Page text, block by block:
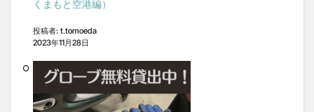
くまもと空港編）
投稿者: t.tomoeda
2023年11月28日